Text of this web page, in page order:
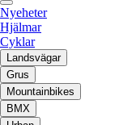
Nyeheter
Hjälmar
Cyklar
Landsvägar
Grus
Mountainbikes
BMX